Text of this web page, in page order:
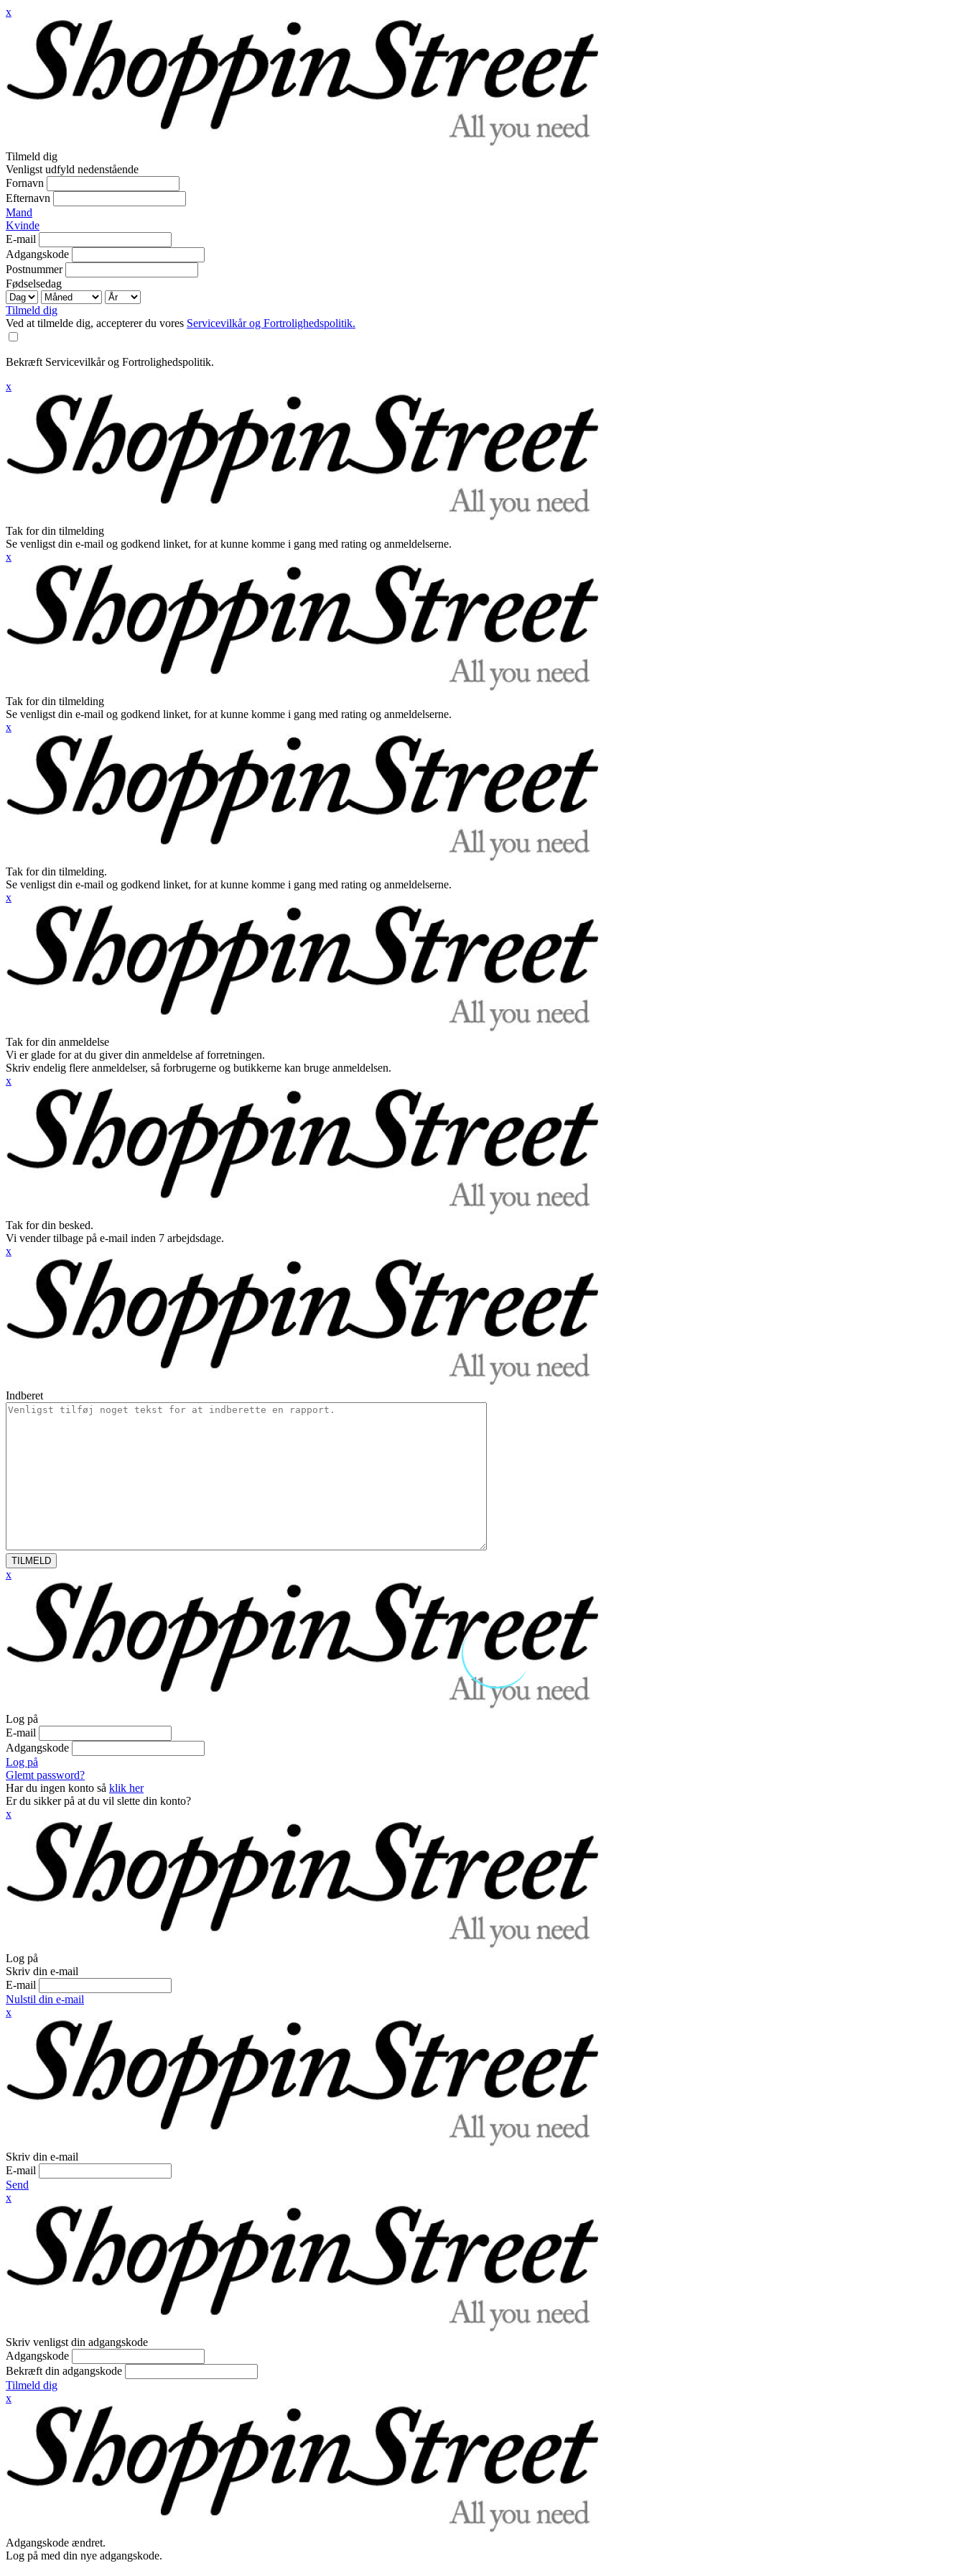
x
Tilmeld dig
Venligst udfyld nedenstående
Fornavn
Efternavn
Mand
Kvinde
E-mail
Adgangskode
Postnummer
Fødselsedag
Tilmeld dig
Ved at tilmelde dig, accepterer du vores Servicevilkår og Fortrolighedspolitik.
Bekræft Servicevilkår og Fortrolighedspolitik.
x
Tak for din tilmelding
Se venligst din e-mail og godkend linket, for at kunne komme i gang med rating og anmeldelserne.
x
Tak for din tilmelding
Se venligst din e-mail og godkend linket, for at kunne komme i gang med rating og anmeldelserne.
x
Tak for din tilmelding.
Se venligst din e-mail og godkend linket, for at kunne komme i gang med rating og anmeldelserne.
x
Tak for din anmeldelse
Vi er glade for at du giver din anmeldelse af forretningen.
Skriv endelig flere anmeldelser, så forbrugerne og butikkerne kan bruge anmeldelsen.
x
Tak for din besked.
Vi vender tilbage på e-mail inden 7 arbejdsdage.
x
Indberet
TILMELD
x
Log på
E-mail
Adgangskode
Log på
Glemt password?
Har du ingen konto så klik her
Er du sikker på at du vil slette din konto?
x
Log på
Skriv din e-mail
E-mail
Nulstil din e-mail
x
Skriv din e-mail
E-mail
Send
x
Skriv venligst din adgangskode
Adgangskode
Bekræft din adgangskode
Tilmeld dig
x
Adgangskode ændret.
Log på med din nye adgangskode.